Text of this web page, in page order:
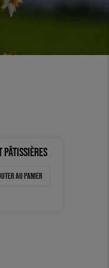
PÂTISSIÈRES
au panier